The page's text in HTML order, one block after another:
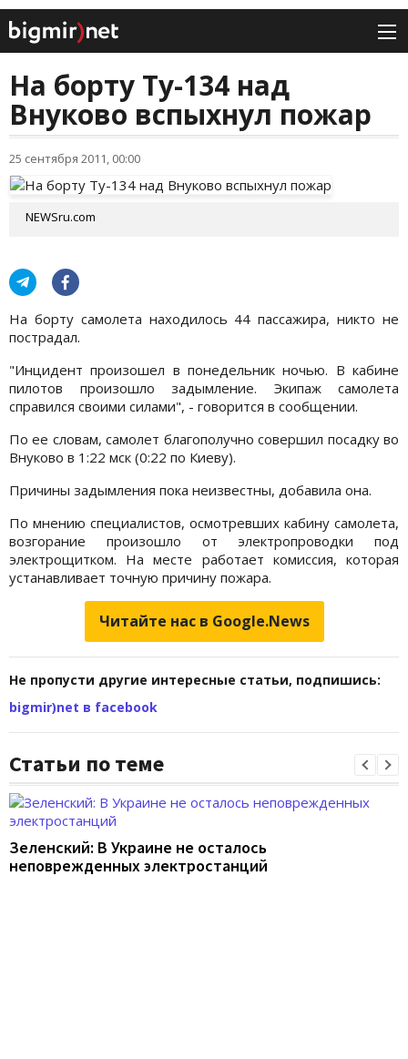
На борту Ту-134 над
Внуково вспыхнул пожар
25 сентября 2011, 00:00
NEWSru.com
На борту самолета находилось 44 пассажира, никто не
пострадал.
"Инцидент произошел в понедельник ночью. В кабине
пилотов произошло задымление. Экипаж самолета
справился своими силами", - говорится в сообщении.
По ее словам, самолет благополучно совершил посадку во
Внуково в 1:22 мск (0:22 по Киеву).
Причины задымления пока неизвестны, добавила она.
По мнению специалистов, осмотревших кабину самолета,
возгорание произошло от электропроводки под
электрощитком. На месте работает комиссия, которая
устанавливает точную причину пожара.
Читайте нас в Google.News
Не пропусти другие интересные статьи, подпишись:
bigmir)net в facebook
Статьи по теме
Зеленский: В Украине не осталось
неповрежденных электростанций